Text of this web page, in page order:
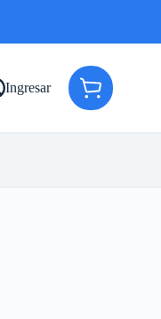
Ingresar
Carro
de